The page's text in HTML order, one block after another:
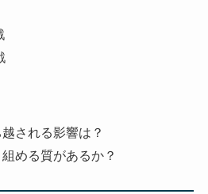
される影響は？
める質があるか？